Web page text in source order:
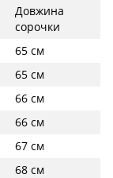
Довжина
сорочки
65 см
65 см
66 см
66 см
67 см
68 см